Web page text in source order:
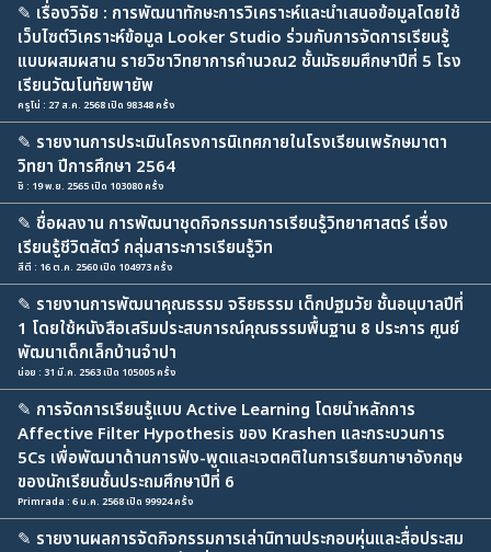
✎ เรื่องวิจัย : การพัฒนาทักษะการวิเคราะห์และนำเสนอข้อมูลโดยใช้
เว็บไซต์วิเคราะห์ข้อมูล Looker Studio ร่วมกับการจัดการเรียนรู้
แบบผสมผสาน รายวิชาวิทยาการคำนวณ2 ชั้นมัธยมศึกษาปีที่ 5 โรง
เรียนวัฒโนทัยพายัพ
ครูโน่ : 27 ส.ค. 2568 เปิด 98348 ครั้ง
✎ รายงานการประเมินโครงการนิเทศภายในโรงเรียนเพรักษมาตา
วิทยา ปีการศึกษา 2564
ชิ : 19 พ.ย. 2565 เปิด 103080 ครั้ง
✎ ชื่อผลงาน การพัฒนาชุดกิจกรรมการเรียนรู้วิทยาศาสตร์ เรื่อง
เรียนรู้ชีวิตสัตว์ กลุ่มสาระการเรียนรู้วิท
สีตี : 16 ต.ค. 2560 เปิด 104973 ครั้ง
✎ รายงานการพัฒนาคุณธรรม จริยธรรม เด็กปฐมวัย ชั้นอนุบาลปีที่
1 โดยใช้หนังสือเสริมประสบการณ์คุณธรรมพื้นฐาน 8 ประการ ศูนย์
พัฒนาเด็กเล็กบ้านจำปา
น่อย : 31 มี.ค. 2563 เปิด 105005 ครั้ง
✎ การจัดการเรียนรู้แบบ Active Learning โดยนำหลักการ
Affective Filter Hypothesis ของ Krashen และกระบวนการ
5Cs เพื่อพัฒนาด้านการฟัง-พูดและเจตคติในการเรียนภาษาอังกฤษ
ของนักเรียนชั้นประถมศึกษาปีที่ 6
Primrada : 6 ม.ค. 2568 เปิด 99924 ครั้ง
✎ รายงานผลการจัดกิจกรรมการเล่านิทานประกอบหุ่นและสื่อประสม